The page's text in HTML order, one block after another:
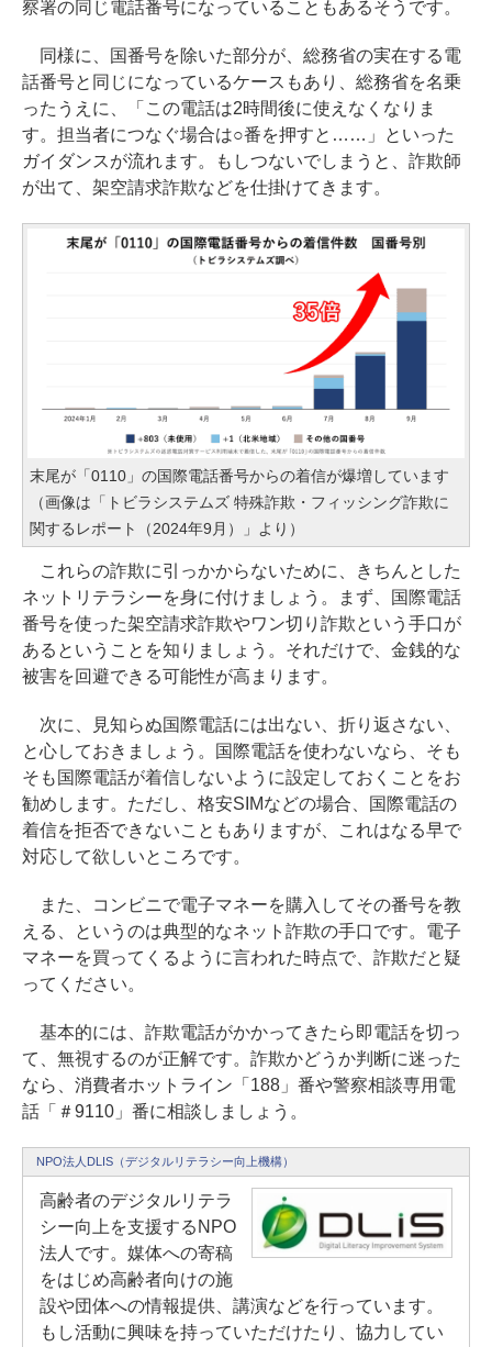
察署の同じ電話番号になっていることもあるそうです。
同様に、国番号を除いた部分が、総務省の実在する電
話番号と同じになっているケースもあり、総務省を名乗
ったうえに、「この電話は2時間後に使えなくなりま
す。担当者につなぐ場合は○番を押すと……」といった
ガイダンスが流れます。もしつないでしまうと、詐欺師
が出て、架空請求詐欺などを仕掛けてきます。
末尾が「0110」の国際電話番号からの着信が爆増しています
（画像は「トビラシステムズ 特殊詐欺・フィッシング詐欺に
関するレポート（2024年9月）」より）
これらの詐欺に引っかからないために、きちんとした
ネットリテラシーを身に付けましょう。まず、国際電話
番号を使った架空請求詐欺やワン切り詐欺という手口が
あるということを知りましょう。それだけで、金銭的な
被害を回避できる可能性が高まります。
次に、見知らぬ国際電話には出ない、折り返さない、
と心しておきましょう。国際電話を使わないなら、そも
そも国際電話が着信しないように設定しておくことをお
勧めします。ただし、格安SIMなどの場合、国際電話の
着信を拒否できないこともありますが、これはなる早で
対応して欲しいところです。
また、コンビニで電子マネーを購入してその番号を教
える、というのは典型的なネット詐欺の手口です。電子
マネーを買ってくるように言われた時点で、詐欺だと疑
ってください。
基本的には、詐欺電話がかかってきたら即電話を切っ
て、無視するのが正解です。詐欺かどうか判断に迷った
なら、消費者ホットライン「188」番や警察相談専用電
話「＃9110」番に相談しましょう。
NPO法人DLIS（デジタルリテラシー向上機構）
高齢者のデジタルリテラ
シー向上を支援するNPO
法人です。媒体への寄稿
をはじめ高齢者向けの施
設や団体への情報提供、講演などを行っています。
もし活動に興味を持っていただけたり、協力してい